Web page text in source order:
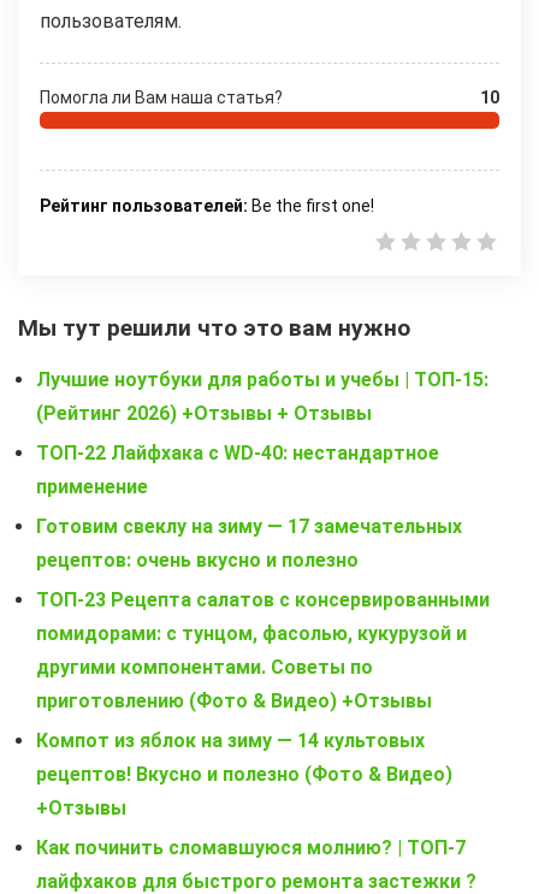
пользователям.
Помогла ли Вам наша статья? 10
Рейтинг пользователей: Be the first one!
Мы тут решили что это вам нужно
Лучшие ноутбуки для работы и учебы | ТОП-15:
(Рейтинг 2026) +Отзывы + Отзывы
ТОП-22 Лайфхака с WD-40: нестандартное
применение
Готовим свеклу на зиму — 17 замечательных
рецептов: очень вкусно и полезно
ТОП-23 Рецепта салатов с консервированными
помидорами: с тунцом, фасолью, кукурузой и
другими компонентами. Советы по
приготовлению (Фото & Видео) +Отзывы
Компот из яблок на зиму — 14 культовых
рецептов! Вкусно и полезно (Фото & Видео)
+Отзывы
Как починить сломавшуюся молнию? | ТОП-7
лайфхаков для быстрого ремонта застежки ?